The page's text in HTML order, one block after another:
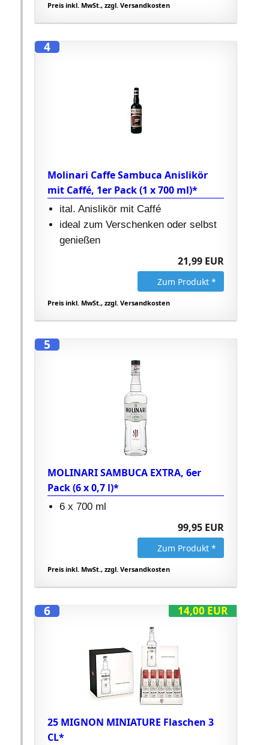
Preis inkl. MwSt., zzgl. Versandkosten
4
Molinari Caffe Sambuca Anislikör
mit Caffé, 1er Pack (1 x 700 ml)*
ital. Anislikör mit Caffé
ideal zum Verschenken oder selbst
genießen
21,99 EUR
Zum Produkt *
Preis inkl. MwSt., zzgl. Versandkosten
5
MOLINARI SAMBUCA EXTRA, 6er
Pack (6 x 0,7 l)*
6 x 700 ml
99,95 EUR
Zum Produkt *
Preis inkl. MwSt., zzgl. Versandkosten
14,00 EUR
6
25 MIGNON MINIATURE Flaschen 3
CL*